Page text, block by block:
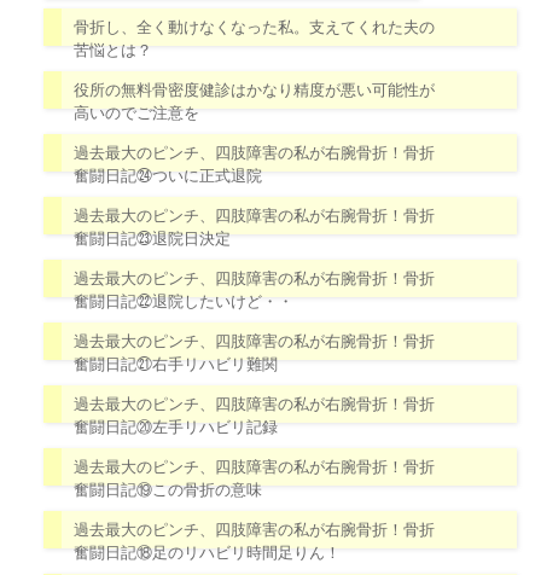
骨折し、全く動けなくなった私。支えてくれた夫の
苦悩とは？
役所の無料骨密度健診はかなり精度が悪い可能性が
高いのでご注意を
過去最大のピンチ、四肢障害の私が右腕骨折！骨折
奮闘日記㉔ついに正式退院
過去最大のピンチ、四肢障害の私が右腕骨折！骨折
奮闘日記㉓退院日決定
過去最大のピンチ、四肢障害の私が右腕骨折！骨折
奮闘日記㉒退院したいけど・・
過去最大のピンチ、四肢障害の私が右腕骨折！骨折
奮闘日記㉑右手リハビリ難関
過去最大のピンチ、四肢障害の私が右腕骨折！骨折
奮闘日記⑳左手リハビリ記録
過去最大のピンチ、四肢障害の私が右腕骨折！骨折
奮闘日記⑲この骨折の意味
過去最大のピンチ、四肢障害の私が右腕骨折！骨折
奮闘日記⑱足のリハビリ時間足りん！